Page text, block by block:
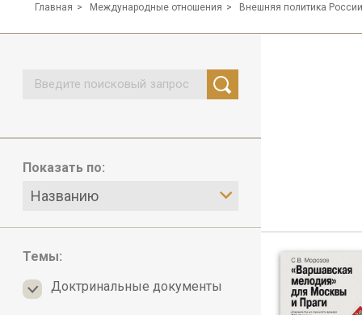
Главная Международные отношения Внешняя политика России
Показать по:
Названию
Темы:
Доктринальные документы